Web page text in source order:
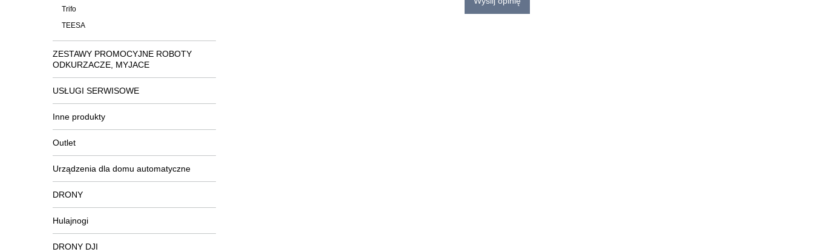
Trifo
TEESA
ZESTAWY PROMOCYJNE ROBOTY
ODKURZACZE, MYJACE
USŁUGI SERWISOWE
Inne produkty
Outlet
Urządzenia dla domu automatyczne
DRONY
Hulajnogi
DRONY DJI